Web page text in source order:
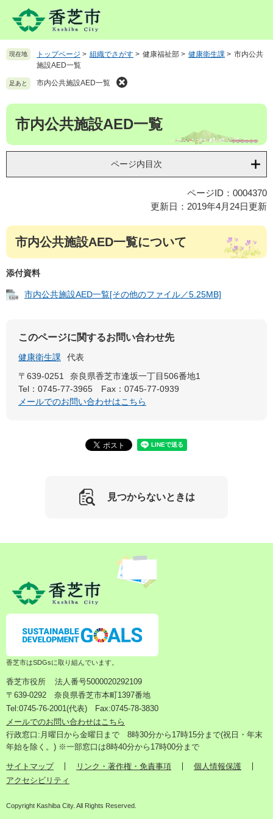
先
。
を
て
へ
現在地 トップページ > 組織でさがす > 健康福祉部 > 健康衛生課 > 市内公共
施設AED一覧
足あと 市内公共施設AED一覧
本
市内公共施設AED一覧
ページ内目次
ページID：0004370
更新日：2019年4月24日更新
市内公共施設AED一覧について
添付資料
市内公共施設AED一覧[その他のファイル／5.25MB]
このページに関するお問い合わせ先
健康衛生課
代表
〒639-0251
奈良県香芝市逢坂一丁目506番地1
Tel：0745-77-3965
Fax：0745-77-0939
メールでのお問い合わせはこちら
見つからないときは
香芝市はSDGsに取り組んでいます。
香芝市役所
法人番号5000020292109
〒639-0292 奈良県香芝市本町1397番地
Tel:0745-76-2001(代表) Fax:0745-78-3830
メールでのお問い合わせはこちら
行政窓口:月曜日から金曜日まで 8時30分から17時15分まで(祝日・年末
年始を除く。) ※一部窓口は8時40分から17時00分まで
サイトマップ リンク・著作権・免責事項
個人情報保護
アクセシビリティ
Copyright Kashiba City. All Rights Reserved.